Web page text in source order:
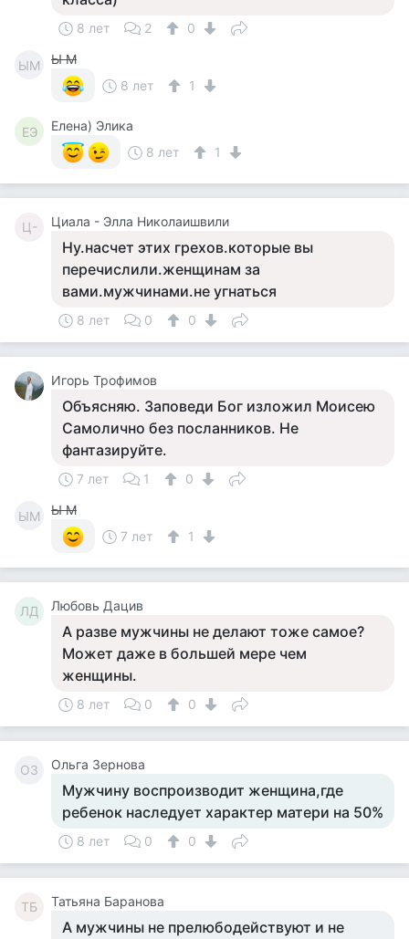
8 лет 2 0
ЫМ
Ы М
8 лет
1
ЕЭ
Елена) Элика
8 лет
1
Ц- Циала - Элла Николаишвили
Ну.насчет этих грехов.которые вы
перечислили.женщинам за
вами.мужчинами.не угнаться
8 лет 0 0
Игорь Трофимов
Объясняю. Заповеди Бог изложил Моисею
Самолично без посланников. Не
фантазируйте.
7 лет 1 0
ЫМ
Ы М
7 лет
1
ЛД Любовь Дацив
А разве мужчины не делают тоже самое?
Может даже в большей мере чем
женщины.
8 лет 0 0
ОЗ Ольга Зернова
Мужчину воспроизводит женщина,где
ребенок наследует характер матери на 50%
8 лет 0 0
ТБ Татьяна Баранова
А мужчины не прелюбодействуют и не